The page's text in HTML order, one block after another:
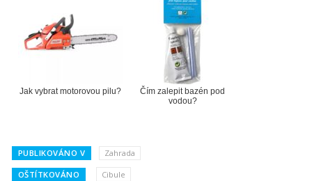
Jak vybrat motorovou pilu?
Čím zalepit bazén pod
vodou?
PUBLIKOVÁNO V Zahrada
OŠTÍTKOVÁNO Cibule